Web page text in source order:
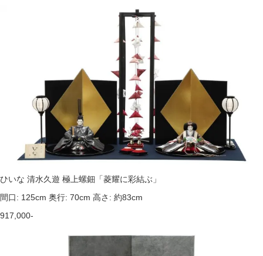
ひいな 清水久遊 極上螺鈿「菱耀に彩結ぶ」
間口: 125cm 奥行: 70cm 高さ: 約83cm
917,000-